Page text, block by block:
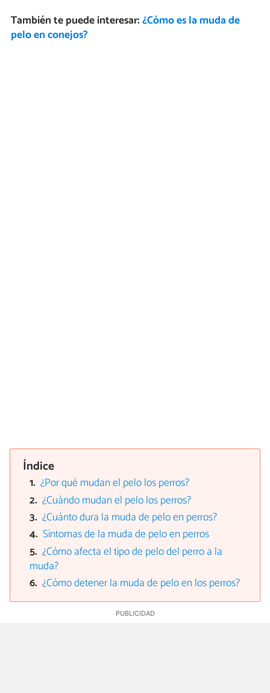
También te puede interesar:¿Cómo es la muda de
pelo en conejos?
Índice
¿Por qué mudan el pelo los perros?
¿Cuándo mudan el pelo los perros?
¿Cuánto dura la muda de pelo en perros?
Síntomas de la muda de pelo en perros
¿Cómo afecta el tipo de pelo del perro a la
muda?
¿Cómo detener la muda de pelo en los perros?